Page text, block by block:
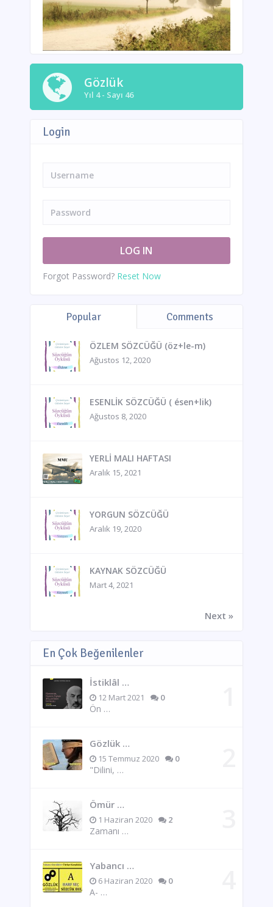
Gözlük
Yıl 4 - Sayı 46
Login
Forgot Password? Reset Now
Popular Comments
ÖZLEM SÖZCÜĞÜ (öz+le-m)
Ağustos 12, 2020
ESENLİK SÖZCÜĞÜ ( ésen+lik)
Ağustos 8, 2020
YERLİ MALI HAFTASI
Aralık 15, 2021
YORGUN SÖZCÜĞÜ
Aralık 19, 2020
KAYNAK SÖZCÜĞÜ
Mart 4, 2021
Next »
En Çok Beğenilenler
İstiklâl …
12 Mart 2021 0
Ön …
Gözlük …
15 Temmuz 2020 0
"Dilini, …
Ömür …
1 Haziran 2020 2
Zamanı …
Yabancı …
6 Haziran 2020 0
A- …